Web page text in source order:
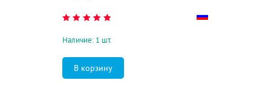
Наличие: 1 шт.